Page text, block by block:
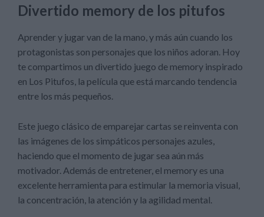
Divertido memory de los pitufos
Aprender y jugar van de la mano, y más aún cuando los
protagonistas son personajes que los niños adoran. Hoy
te compartimos un divertido juego de memory inspirado
en Los Pitufos, la película que está marcando tendencia
entre los más pequeños.
Este juego clásico de emparejar cartas se reinventa con
las imágenes de los simpáticos personajes azules,
haciendo que el momento de jugar sea aún más
motivador. Además de entretener, el memory es una
excelente herramienta para estimular la memoria visual,
la concentración, la atención y la agilidad mental.